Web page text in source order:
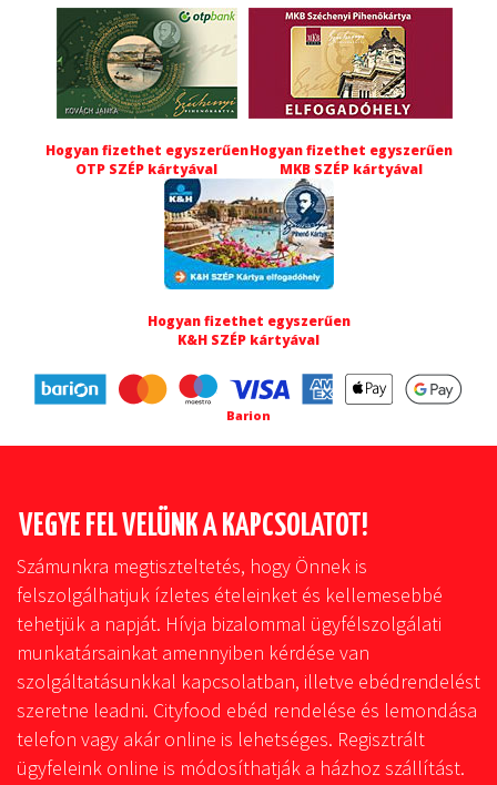
Hogyan fizethet egyszerűen
OTP SZÉP kártyával
Hogyan fizethet egyszerűen
MKB SZÉP kártyával
Hogyan fizethet egyszerűen
K&H SZÉP kártyával
Barion
VEGYE FEL VELÜNK A KAPCSOLATOT!
Számunkra megtiszteltetés, hogy Önnek is
felszolgálhatjuk ízletes ételeinket és kellemesebbé
tehetjük a napját. Hívja bizalommal ügyfélszolgálati
munkatársainkat amennyiben kérdése van
szolgáltatásunkkal kapcsolatban, illetve ebédrendelést
szeretne leadni. Cityfood ebéd rendelése és lemondása
telefon vagy akár online is lehetséges. Regisztrált
ügyfeleink online is módosíthatják a házhoz szállítást.